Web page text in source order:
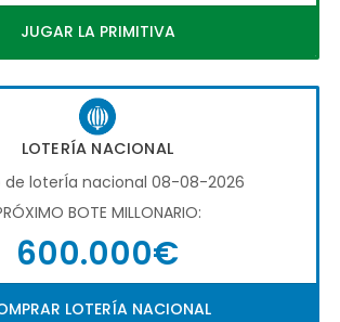
JUGAR LA PRIMITIVA
LOTERÍA NACIONAL
de loterÍa nacional 08-08-2026
BOTE MILLONARIO:
600.000€
LOTERÍA NACIONAL